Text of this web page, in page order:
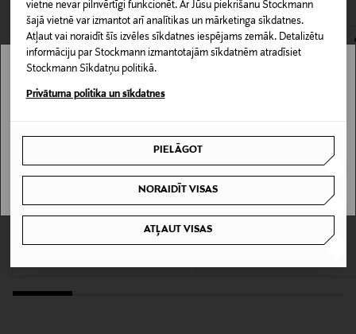
vietne nevar pilnvērtīgi funkcionēt. Ar Jūsu piekrišanu Stockmann
šajā vietnē var izmantot arī analītikas un mārketinga sīkdatnes.
Atļaut vai noraidīt šīs izvēles sīkdatnes iespējams zemāk. Detalizētu
informāciju par Stockmann izmantotajām sīkdatnēm atradīsiet
Stockmann Sīkdatņu politikā.
Privātuma politika un sīkdatnes
PIELĀGOT
NORAIDĪT VISAS
ATĻAUT VISAS
Mazgāšanas instrukcijas
Mazgāšana veļas mašīnā
Mazgāšanas temperatūra
Krāsa
Ražotāja daļas numurs
0,00 € – 4,90 €
Pistolero Garden Slim Fit džinsi
BUGATTI
Džinsi
Stockmann nav pieejams tavā valstī.
I UNDERSTAND